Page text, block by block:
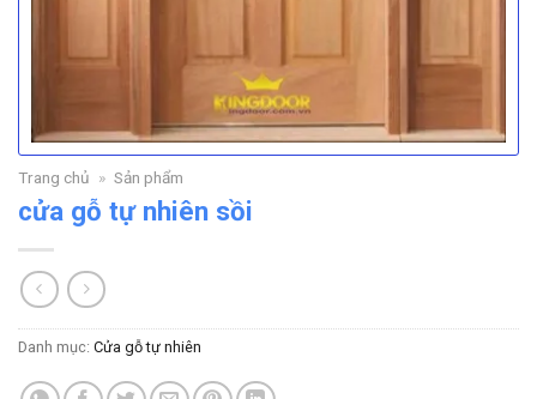
Trang chủ » Sản phẩm
cửa gỗ tự nhiên sồi
Danh mục: Cửa gỗ tự nhiên